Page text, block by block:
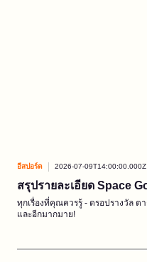
อีสปอร์ต 2026-07-09T14:00:00.000Z
สรุปรายละเอียด Space
ทุกเรื่องที่คุณควรรู้ - ดรอปรางวัล ต
และอีกมากมาย!